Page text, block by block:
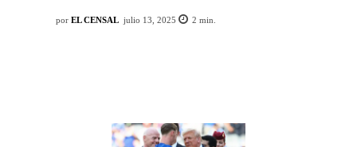
por EL CENSAL julio 13, 2025 2 min.